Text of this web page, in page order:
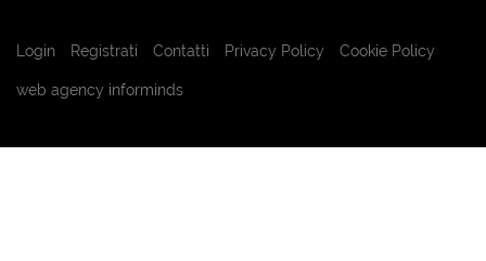
Login Registrati Contatti Privacy Policy Cookie Policy
web agency informinds